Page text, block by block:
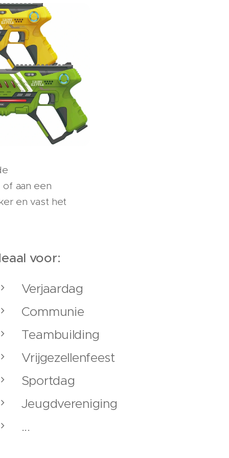
of aan een
en vast het
voor:
Verjaardag
Communie
Teambuilding
Vrijgezellenfeest
Sportdag
Jeugdvereniging
...